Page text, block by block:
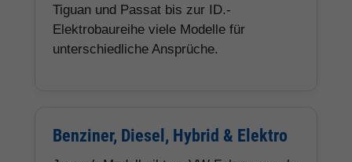
Tiguan und Passat bis zur ID.-
Elektrobaureihe viele Modelle für
unterschiedliche Ansprüche.
Benziner, Diesel, Hybrid & Elektro